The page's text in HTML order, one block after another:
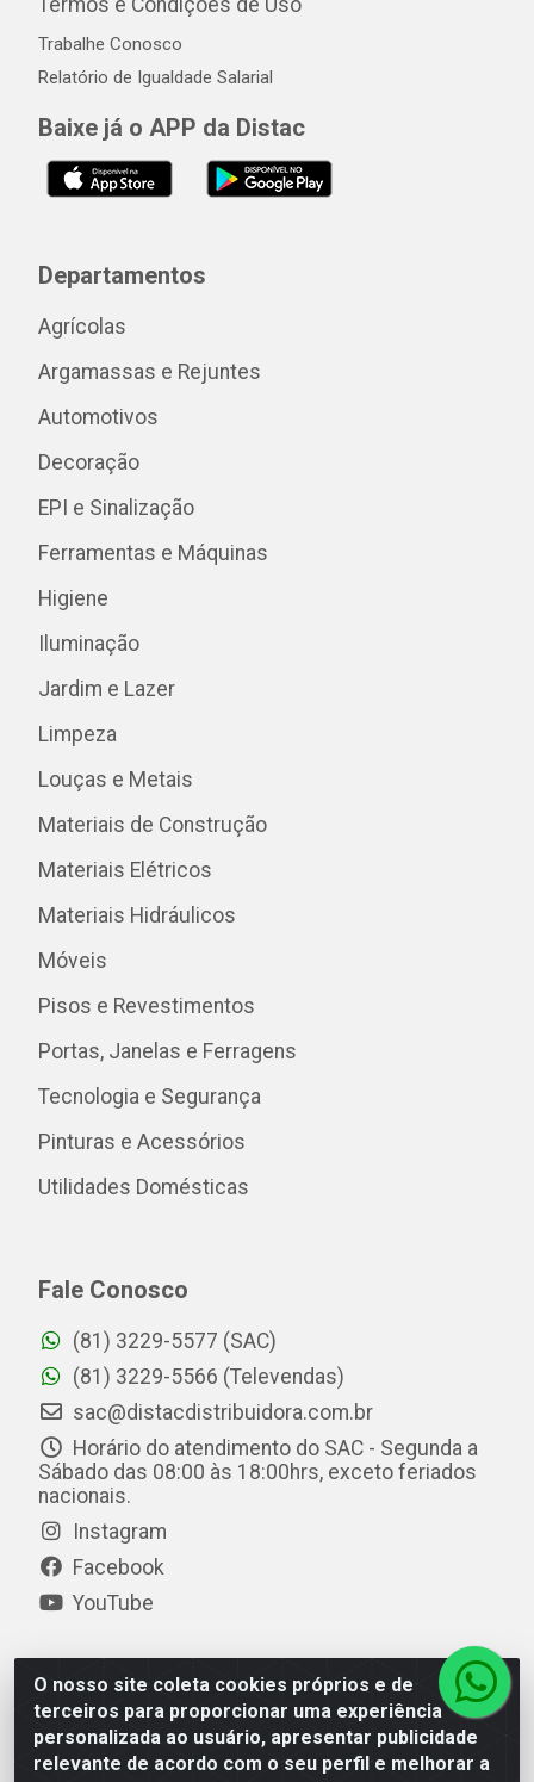
O nosso site coleta cookies próprios e de
terceiros para proporcionar uma experiência
personalizada ao usuário, apresentar publicidade
relevante de acordo com o seu perfil e melhorar a
Termos e Condições de Uso
Trabalhe Conosco
Relatório de Igualdade Salarial
Baixe já o APP da Distac
Departamentos
Agrícolas
Argamassas e Rejuntes
Automotivos
Decoração
EPI e Sinalização
Ferramentas e Máquinas
Higiene
Iluminação
Jardim e Lazer
Limpeza
Louças e Metais
Materiais de Construção
Materiais Elétricos
Materiais Hidráulicos
Móveis
Pisos e Revestimentos
Portas, Janelas e Ferragens
Tecnologia e Segurança
Pinturas e Acessórios
Utilidades Domésticas
Fale Conosco
(81) 3229-5577 (SAC)
(81) 3229-5566 (Televendas)
sac@distacdistribuidora.com.br
Horário do atendimento do SAC - Segunda a
Sábado das 08:00 às 18:00hrs, exceto feriados
nacionais.
Instagram
Facebook
YouTube
Distac Distribuidora - Av. Durval de Góes Monteiro, 7049
- Jardim Petrópolis - Maceió/AL - CEP 57061-000 - CNPJ
08.072.649/0001-20